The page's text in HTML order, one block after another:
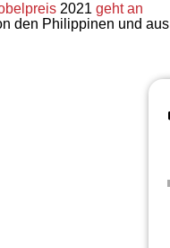
2021geht an
den Philippinen und aus